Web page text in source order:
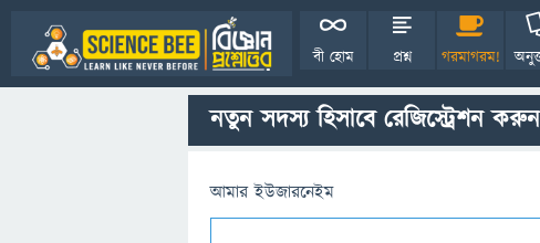
বী হোম প্রশ্ন গরমাগরম!
নতুন সদস্য হিসাবে রেজিস্ট্রেশন করুন
আমার ইউজারনেইম